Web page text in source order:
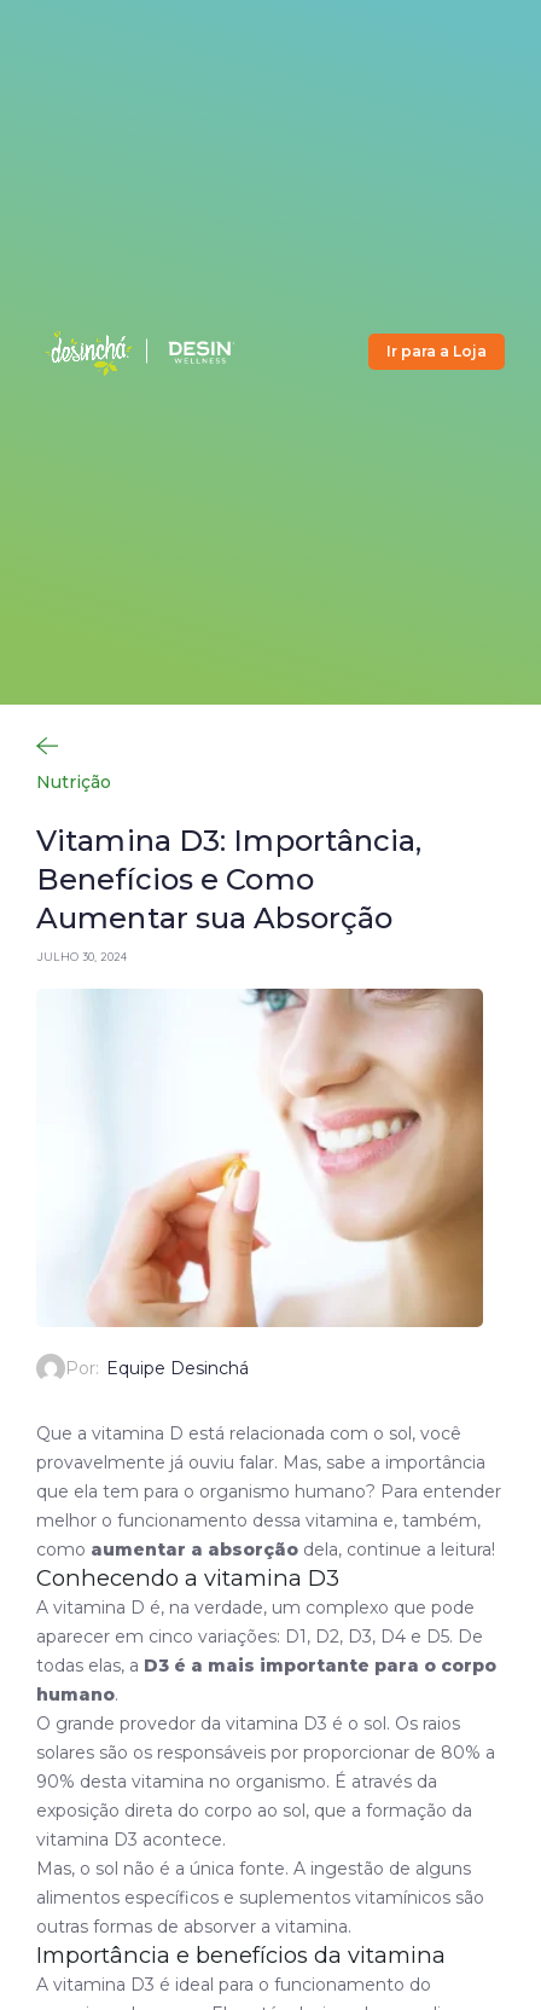
Ir para a Loja
Nutrição
Vitamina D3: Importância,
Benefícios e Como
Aumentar sua Absorção
JULHO 30, 2024
Por: Equipe Desinchá
Que a vitamina D está relacionada com o sol, você
provavelmente já ouviu falar. Mas, sabe a importância
que ela tem para o organismo humano? Para entender
melhor o funcionamento dessa vitamina e, também,
como aumentar a absorção dela, continue a leitura!
Conhecendo a vitamina D3
A vitamina D é, na verdade, um complexo que pode
aparecer em cinco variações: D1, D2, D3, D4 e D5. De
todas elas, a D3 é a mais importante para o corpo
humano.
O grande provedor da vitamina D3 é o sol. Os raios
solares são os responsáveis por proporcionar de 80% a
90% desta vitamina no organismo. É através da
exposição direta do corpo ao sol, que a formação da
vitamina D3 acontece.
Mas, o sol não é a única fonte. A ingestão de alguns
alimentos específicos e suplementos vitamínicos são
outras formas de absorver a vitamina.
Importância e benefícios da vitamina
A vitamina D3 é ideal para o funcionamento do